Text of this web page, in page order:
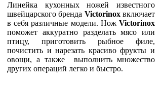
Линейка кухонных ножей известного
швейцарского бренда Victorinoxвключает
в себя различные модели. Нож Victorinox
поможет аккуратно разделать мясо или
птицу, приготовить рыбное филе,
почистить и нарезать красиво фрукты и
овощи, а также
выполнить множество
других операций легко и быстро.